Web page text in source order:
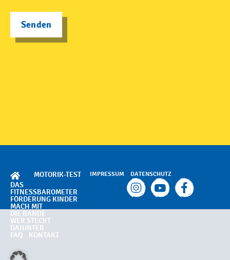
MOTORIK-TEST
DAS
FITNESSBAROMETER
FÖRDERUNG KINDER
MACH MIT
DIE BANDE
WER STECKT
DAHINTER
FAQ
KONTAKT
IMPRESSUM DATENSCHUTZ